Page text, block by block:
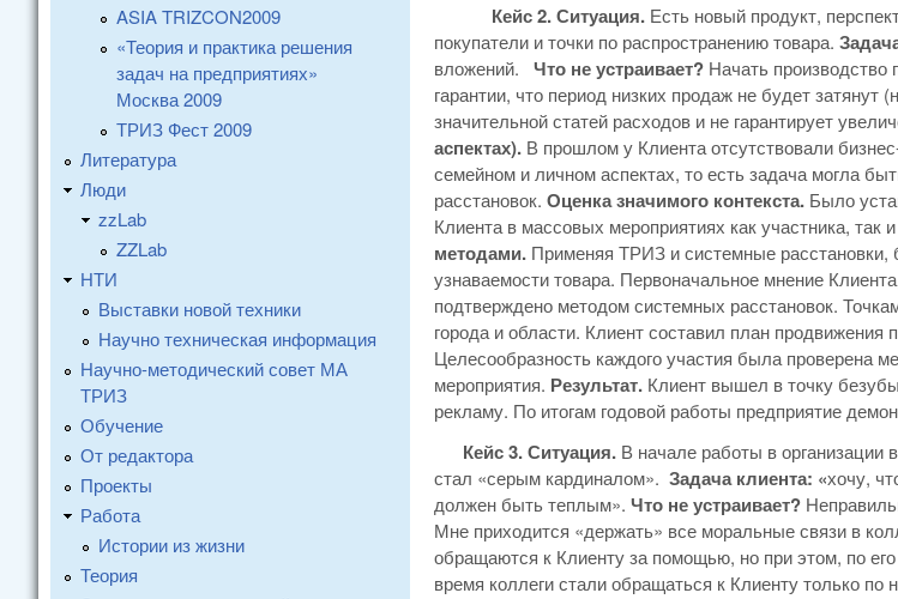
Кейс 2. Ситуация. Есть новый продукт,
покупатели и точки по распространению товара.
вложений. Что не устраивает? Начать производство
гарантии, что период низких продаж не будет
значительной статей расходов и не гарантирует
аспектах). В прошлом у Клиента отсутствовали
семейном и личном аспектах, то есть задача могла
расстановок. Оценка значимого контекста. Было
Клиента в массовых мероприятиях как участника, так
методами. Применяя ТРИЗ и системные
узнаваемости товара. Первоначальное мнение
подтверждено методом системных расстановок.
города и области. Клиент составил план продвижения
Целесообразность каждого участия была проверена
мероприятия. Результат. Клиент вышел в точку
рекламу. По итогам годовой работы предприятие
Кейс 3. Ситуация. В начале работы в
стал «серым кардиналом». Задача клиента: «хочу,
должен быть теплым». Что не устраивает?
Мне приходится «держать» все моральные связи в
обращаются к Клиенту за помощью, но при этом, по
время коллеги стали обращаться к Клиенту только по
ASIA TRIZCON2009
«Теория и практика решения
задач на предприятиях»
Москва 2009
ТРИЗ Фест 2009
Литература
Люди
zzLab
ZZLab
НТИ
Выставки новой техники
Научно техническая информация
Научно-методический совет МА
ТРИЗ
Обучение
От редактора
Проекты
Работа
Истории из жизни
Теория